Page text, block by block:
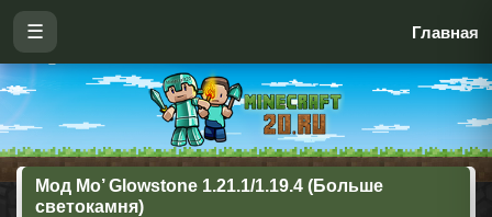
☰ Главная
Мод Mo’ Glowstone 1.21.1/1.19.4 (Больше
светокамня)